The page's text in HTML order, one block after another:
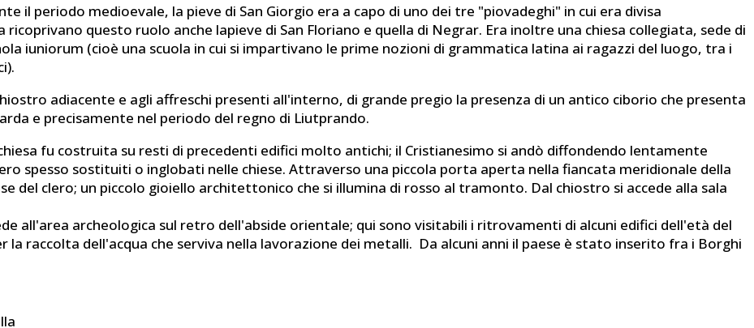
il periodo medioevale, la pieve di San Giorgio era a capo di uno dei tre "piovadeghi" in cui era divisa
questo ruolo anche lapieve di San Floriano e quella di Negrar. Era inoltre una chiesa collegiata, sede di
iuniorum (cioè una scuola in cui si impartivano le prime nozioni di grammatica latina ai ragazzi del luogo, tra i
adiacente e agli affreschi presenti all'interno, di grande pregio la presenza di un antico ciborio che presenta
e precisamente nel periodo del regno di Liutprando.
fu costruita su resti di precedenti edifici molto antichi; il Cristianesimo si andò diffondendo lentamente
spesso sostituiti o inglobati nelle chiese. Attraverso una piccola porta aperta nella fiancata meridionale della
del clero; un piccolo gioiello architettonico che si illumina di rosso al tramonto. Dal chiostro si accede alla sala
all'area archeologica sul retro dell'abside orientale; qui sono visitabili i ritrovamenti di alcuni edifici dell'età del
la raccolta dell'acqua che serviva nella lavorazione dei metalli. Da alcuni anni il paese è stato inserito fra i Borghi